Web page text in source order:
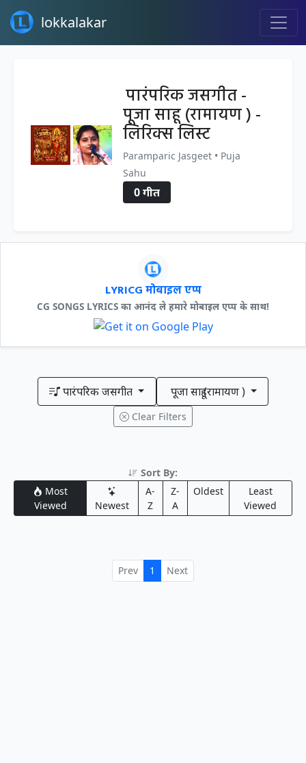
lokkalakar
पारंपरिक जसगीत -
पूजा साहू (रामायण ) -
लिरिक्स लिस्ट
Paramparic Jasgeet • Puja
Sahu
0 गीत
LYRICG मोबाइल एप्प
CG SONGS LYRICS का आनंद ले हमारे मोबाइल एप्प के साथ!
पारंपरिक जसगीत पूजा साहू (रामायण )
Clear Filters
Sort By:
Most
Viewed
Newest
A-
Z
Z-
A
Oldest
Least
Viewed
Prev 1 Next